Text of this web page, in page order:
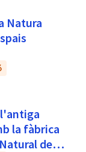
Natura
l'antiga
la fàbrica
del